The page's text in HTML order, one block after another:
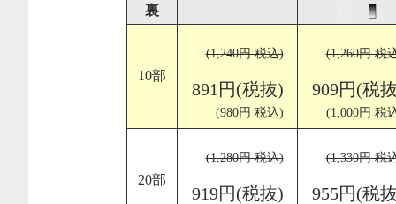
裏
10部
(1,240円 税込)
891円(税抜)
(980円 税込)
(1,260円 税
909円(税
(1,000円 税
20部
(1,280円 税込)
919円(税抜)
(1,330円 税
955円(税